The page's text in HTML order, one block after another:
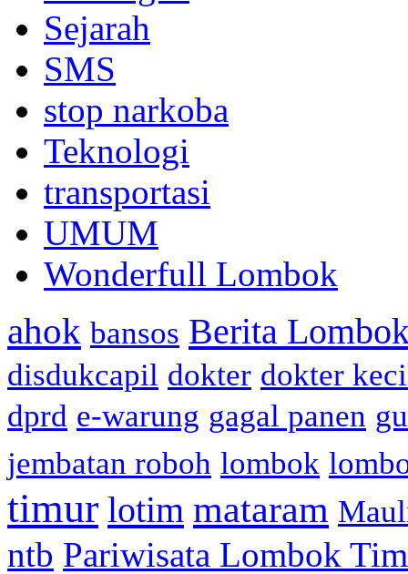
Sejarah
SMS
stop narkoba
Teknologi
transportasi
UMUM
Wonderfull Lombok
ahok bansos Berita
disdukcapil dokter dokter
dprd e-warung gagal panen
jembatan roboh lombok
timur lotim mataram
ntb Pariwisata Lombok